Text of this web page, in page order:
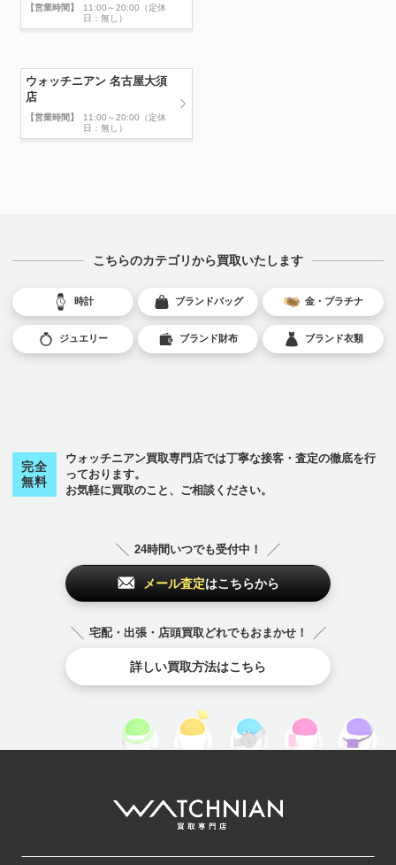
【営業時間】
11:00～20:00（定休
日：無し）
ウォッチニアン 名古屋大須
店
【営業時間】
11:00～20:00（定休
日：無し）
こちらのカテゴリから買取いたします
時計 ブランドバッグ 金・プラチナ
ジュエリー ブランド財布 ブランド衣類
完全
無料
ウォッチニアン買取専門店では丁寧な接客・査定の徹底を行
っております。
お気軽に買取のこと、ご相談ください。
24時間いつでも受付中！
メール査定はこちらから
宅配・出張・店頭買取どれでもおまかせ！
詳しい買取方法はこちら